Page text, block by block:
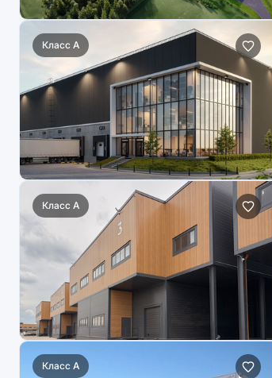
Класс A
Класс A
Класс A